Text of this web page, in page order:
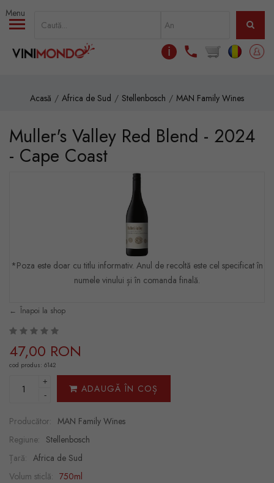
Mergi la conţinutul principal
ℹ
Acasă Africa de Sud Stellenbosch MAN Family Wines
Muller's Valley Red Blend - 2024
- Cape Coast
*Poza este doar cu titlu informativ. Anul de recoltă este cel specificat în
numele vinului și în comanda finală.
Înapoi la shop
47,00 RON
cod produs: 6142
+
-
ADAUGĂ ÎN COȘ
Producător: MAN Family Wines
Regiune: Stellenbosch
Țară: Africa de Sud
Volum sticlă: 750ml